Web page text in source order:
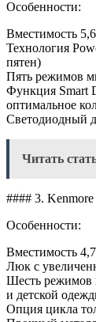
Особенности:
Вместимость
Технология
пятен)
Пять режимов
Функция Smart
оптимальное
Светодиодный
Читать
#### 3.
Особенности:
Вместимость
Люк с
Шесть режимов
и детской
Опция цикла